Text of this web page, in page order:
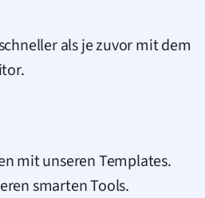
als je zuvor mit dem
mit unseren Templates.
smarten Tools.